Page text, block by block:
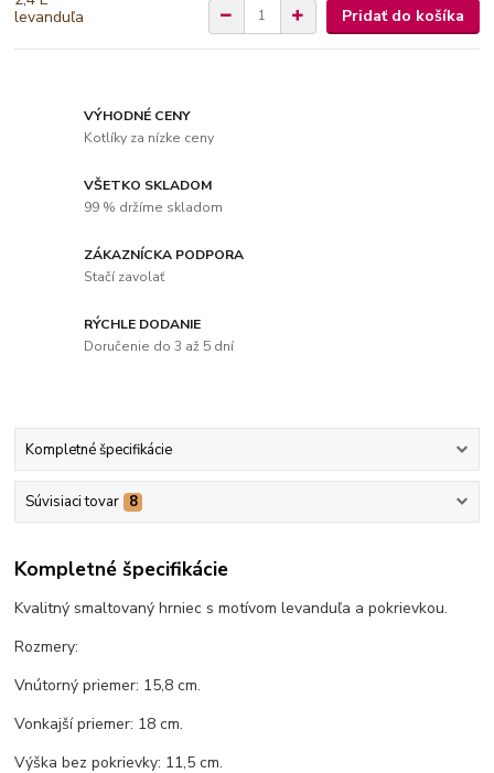
Pridať do košíka
VÝHODNÉ CENY
Kotlíky za nízke ceny
VŠETKO SKLADOM
99 % držíme skladom
ZÁKAZNÍCKA PODPORA
Stačí zavolať
RÝCHLE DODANIE
Doručenie do 3 až 5 dní
Kompletné špecifikácie
Súvisiaci tovar 8
Kompletné špecifikácie
Kvalitný smaltovaný hrniec s motívom levanduľa a pokrievkou.
Rozmery:
Vnútorný priemer: 15,8 cm.
Vonkajší priemer: 18 cm.
Výška bez pokrievky: 11,5 cm.